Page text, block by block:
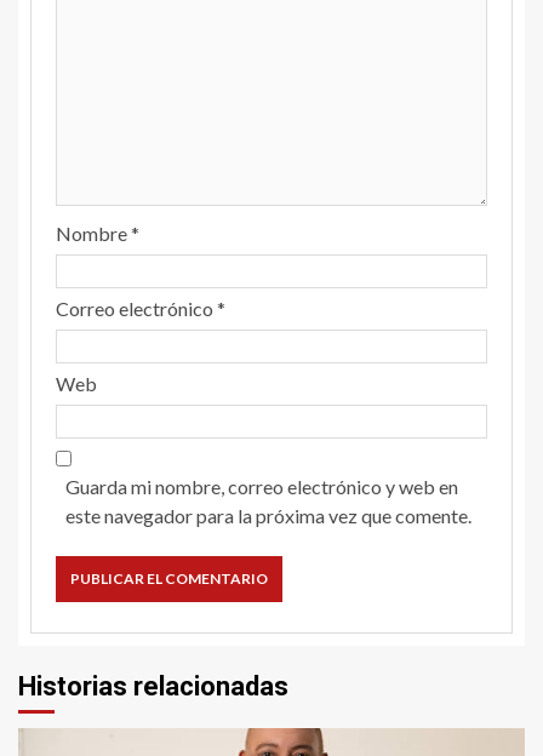
Nombre*
Correo electrónico *
Web
Guarda mi nombre, correo electrónico y web en
este navegador para la próxima vez que comente.
Historias relacionadas